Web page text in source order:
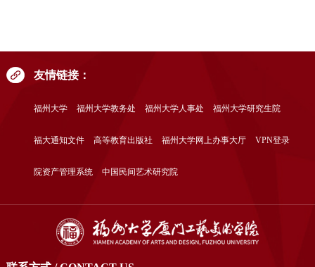
友情链接：
福州大学 福州大学教务处 福州大学人事处 福州大学研究生院
福大通知文件 高等教育出版社 福州大学网上办事大厅 VPN登录
院资产管理系统 中国民间艺术研究院